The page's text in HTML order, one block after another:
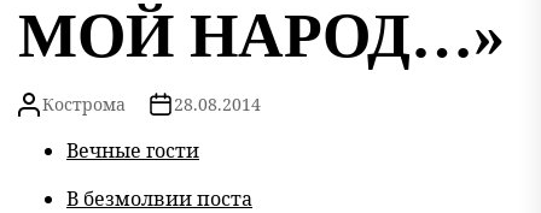
МОЙ НАРОД…»
Кострома 28.08.2014
Вечные гости
В безмолвии поста